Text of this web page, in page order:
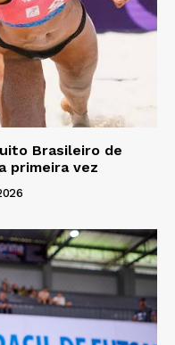
Brasileiro de
primeira vez